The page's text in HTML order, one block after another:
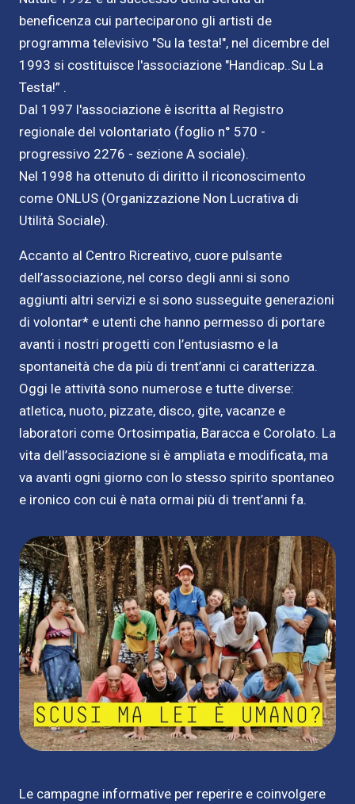
beneficenza cui parteciparono gli artisti de
programma televisivo "Su la testa!", nel dicembre del
1993 si costituisce l'associazione "Handicap..Su La
Testa!” .
Dal 1997 l'associazione è iscritta al Registro
regionale del volontariato (foglio n° 570 -
progressivo 2276 - sezione A sociale).
Nel 1998 ha ottenuto di diritto il riconoscimento
come ONLUS (Organizzazione Non Lucrativa di
Utilità Sociale).
Accanto al Centro Ricreativo, cuore pulsante
dell’associazione, nel corso degli anni si sono
aggiunti altri servizi e si sono susseguite generazioni
di volontar* e utenti che hanno permesso di portare
avanti i nostri progetti con l’entusiasmo e la
spontaneità che da più di trent’anni ci caratterizza.
Oggi le attività sono numerose e tutte diverse:
atletica, nuoto, pizzate, disco, gite, vacanze e
laboratori come Ortosimpatia, Baracca e Corolato. La
vita dell’associazione si è ampliata e modificata, ma
va avanti ogni giorno con lo stesso spirito spontaneo
e ironico con cui è nata ormai più di trent’anni fa.
Le campagne informative per reperire e coinvolgere